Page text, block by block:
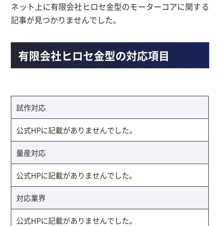
ネット上に有限会社ヒロセ金型のモーターコアに関する
記事が見つかりませんでした。
有限会社ヒロセ金型の対応項目
試作対応
公式HPに記載がありませんでした。
量産対応
公式HPに記載がありませんでした。
対応業界
公式HPに記載がありませんでした。